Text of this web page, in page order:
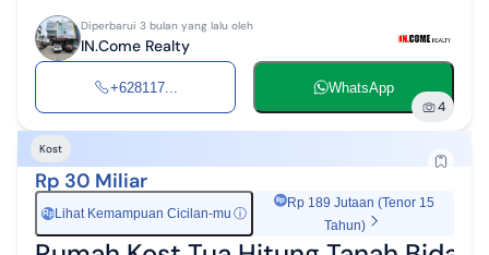
Diperbarui 3 bulan yang lalu oleh
IN.Come Realty
+628117... WhatsApp
4
Kost
Rp 30 Miliar
Rp Lihat Kemampuan Cicilan-mu ⓘ
Rp 189 Jutaan (Tenor 15
Tahun)